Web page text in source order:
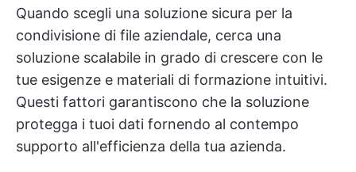
Quando scegli una soluzione sicura per la
condivisione di file aziendale, cerca una
soluzione scalabile in grado di crescere con le
tue esigenze e materiali di formazione intuitivi.
Questi fattori garantiscono che la soluzione
protegga i tuoi dati fornendo al contempo
supporto all'efficienza della tua azienda.